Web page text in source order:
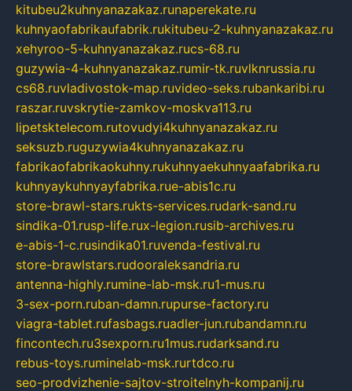
kitubeu2kuhnyanazakaz.runaperekate.ru
kuhnyaofabrikaufabrik.rukitubeu-2-kuhnyanazakaz.ru
xehyroo-5-kuhnyanazakaz.rucs-68.ru
guzywia-4-kuhnyanazakaz.rumir-tk.ruvlknrussia.ru
cs68.ruvladivostok-map.ruvideo-seks.rubankaribi.ru
raszar.ruvskrytie-zamkov-moskva113.ru
lipetsktelecom.rutovudyi4kuhnyanazakaz.ru
seksuzb.ruguzywia4kuhnyanazakaz.ru
fabrikaofabrikaokuhny.rukuhnyaekuhnyaafabrika.ru
kuhnyaykuhnyayfabrika.rue-abis1c.ru
store-brawl-stars.rukts-services.rudark-sand.ru
sindika-01.rusp-life.rux-legion.rusib-archives.ru
e-abis-1-c.rusindika01.ruvenda-festival.ru
store-brawlstars.rudooraleksandria.ru
antenna-highly.rumine-lab-msk.ru1-mus.ru
3-sex-porn.ruban-damn.rupurse-factory.ru
viagra-tablet.rufasbags.ruadler-jun.rubandamn.ru
fincontech.ru3sexporn.ru1mus.rudarksand.ru
rebus-toys.ruminelab-msk.rurtdco.ru
seo-prodvizhenie-sajtov-stroitelnyh-kompanij.ru